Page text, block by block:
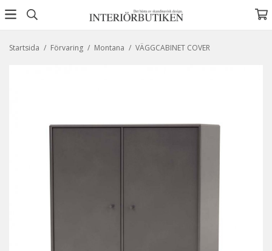
Startsida / Förvaring / Montana / VÄGGCABINET COVER